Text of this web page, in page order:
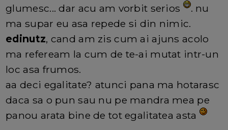
glumesc... dar acu am vorbit serios
. nu
ma supar eu asa repede si din nimic.
edinutz, cand am zis cum ai ajuns acolo
ma refeream la cum de te-ai mutat intr-un
loc asa frumos.
aa deci egalitate? atunci pana ma hotarasc
daca sa o pun sau nu pe mandra mea pe
panou arata bine de tot egalitatea asta